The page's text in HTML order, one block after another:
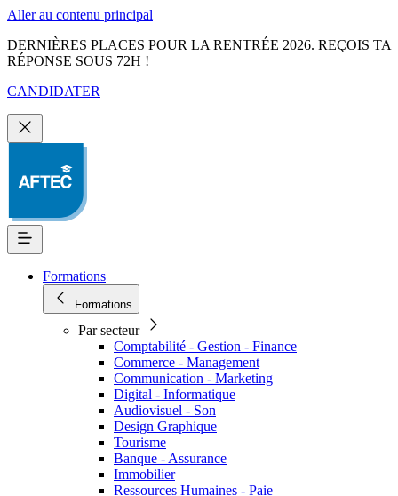
Aller au contenu principal
DERNIÈRES PLACES POUR LA RENTRÉE 2026. REÇOIS TA
RÉPONSE SOUS 72H !
CANDIDATER
Formations
Formations
Par secteur
Comptabilité - Gestion - Finance
Commerce - Management
Communication - Marketing
Digital - Informatique
Audiovisuel - Son
Design Graphique
Tourisme
Banque - Assurance
Immobilier
Ressources Humaines - Paie